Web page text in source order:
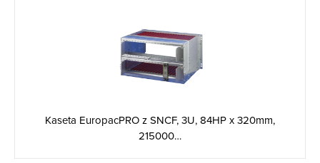
Kaseta EuropacPRO z SNCF, 3U, 84HP x 320mm,
215000…